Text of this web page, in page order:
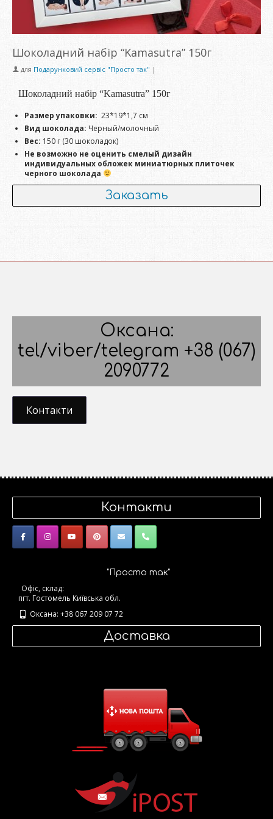
Шоколадний набір “Kamasutra” 150г
для Подарунковий сервіс "Просто так" |
Шоколадний набір “Kamasutra” 150г
Размер упаковки: 23*19*1,7 см
Вид шоколада: Черный/молочный
Вес: 150 г (30 шоколадок)
Не возможно не оценить смелый дизайн
индивидуальных обложек миниатюрных плиточек
черного шоколада
Заказать
Оксана:
tel/viber/telegram +38 (067)
2090772
Контакти
Контакти
"Просто так"
Офіс, склад:
пгт. Гостомель Київська обл.
Оксана: +38 067 209 07 72
Доставка